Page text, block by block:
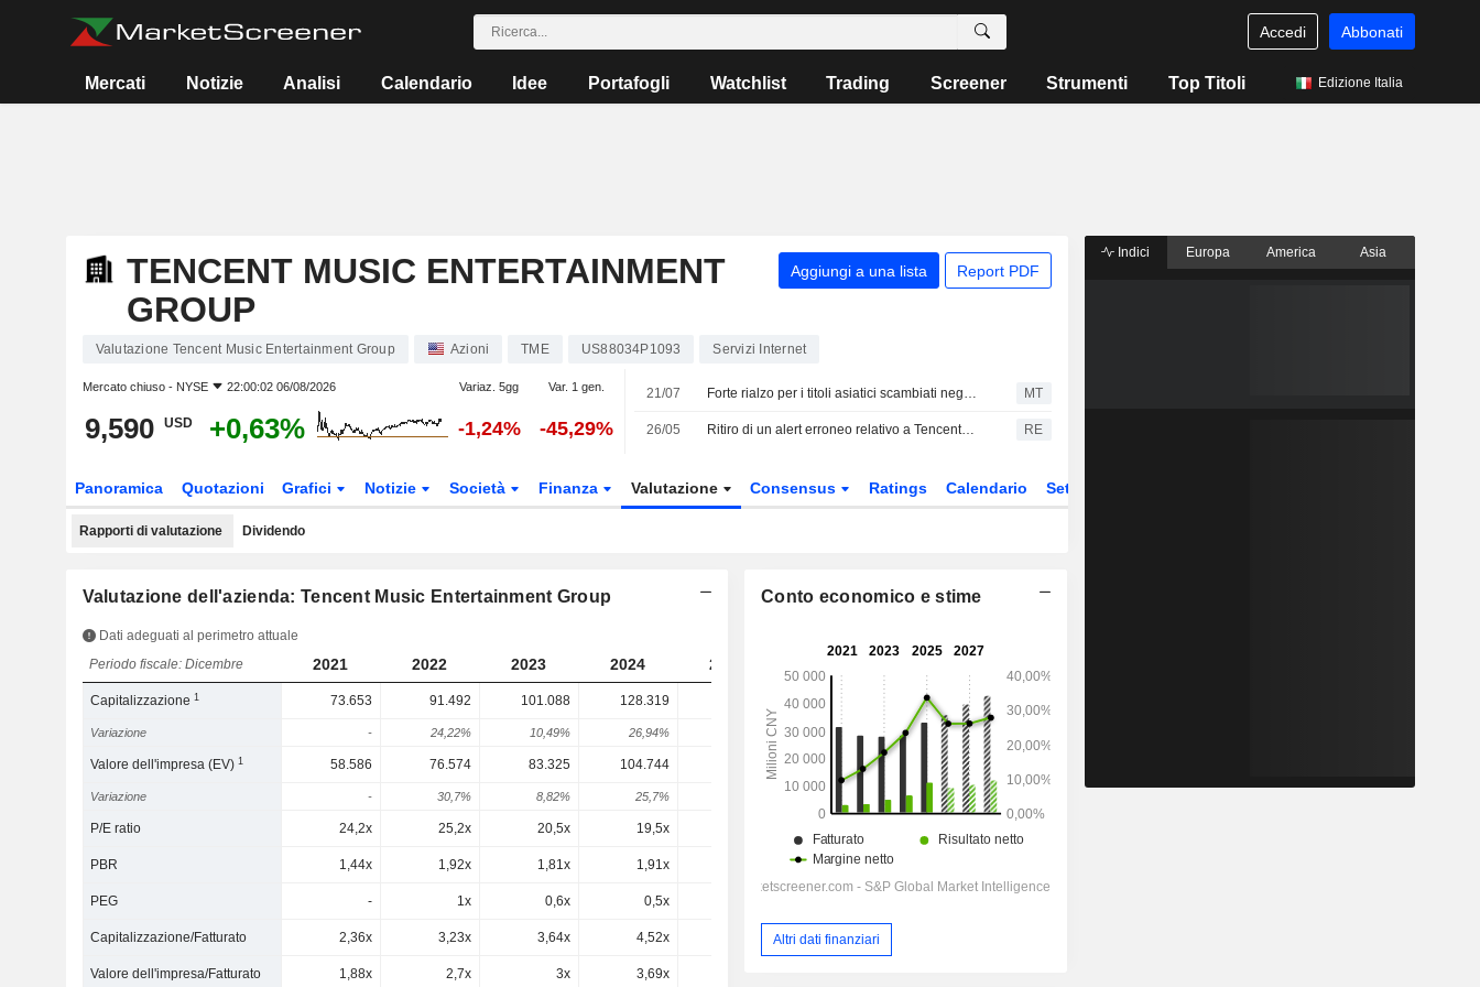
Accedi Abbonati
Mercati Notizie Analisi Calendario Idee Portafogli Watchlist Trading Screener Strumenti Top Titoli Edizione Italia
TENCENT MUSIC ENTERTAINMENT
GROUP
Aggiungi a una lista Report PDF
Valutazione Tencent Music Entertainment Group Azioni TME US88034P1093 Servizi Internet
Mercato chiuso - NYSE 22:00:02 06/08/2026 Variaz. 5gg Var. 1 gen.
9,590 USD +0,63% -1,24% -45,29%
21/07 Forte rialzo per i titoli asiatici scambiati negli Stati Uniti come American Depositary Receipts nella sessione di martedì MT
26/05 Ritiro di un alert erroneo relativo a Tencent Music Entertainment e Coca-Cola RE
Panoramica Quotazioni Grafici Notizie Società Finanza Valutazione Consensus Ratings Calendario Settore
Rapporti di valutazione Dividendo
Valutazione dell'azienda: Tencent Music Entertainment Group
Dati adeguati al perimetro attuale
Periodo fiscale: Dicembre
2021 2022 2023 2024 2025
Capitalizzazione1 73.653 91.492 101.088 128.319 101.902 -
Variazione - 24,22% 10,49% 26,94% 48% -46,34% -
Valore dell'impresa (EV)1 58.586 76.574 83.325 104.744 169.295 66.004 60.372
Variazione - 30,7% 8,82% 25,7% -8,53%
P/E ratio 24,2x 25,2x 20,5x 19,5x
PBR 1,44x 1,92x 1,81x 1,91x 1,13x
PEG - 1x 0,6x 0,5x
Capitalizzazione/Fatturato 2,36x 3,23x 3,64x 4,52x 2,86x
Valore dell'impresa/Fatturato 1,88x 2,7x 3x 3,69x
Conto economico e stime
Altri dati finanziari
Indici Europa America Asia